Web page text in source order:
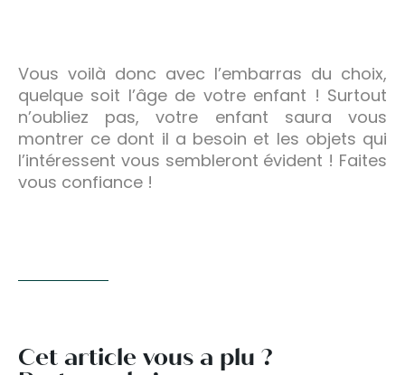
Vous voilà donc avec l’embarras du choix,
quelque soit l’âge de votre enfant ! Surtout
n’oubliez pas, votre enfant saura vous
montrer ce dont il a besoin et les objets qui
l’intéressent vous sembleront évident ! Faites
vous confiance !
Cet article vous a plu ?